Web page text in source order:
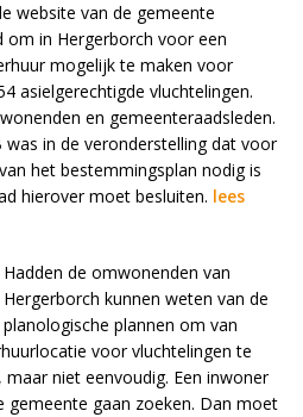
website van de gemeente
om in Hergerborch voor een
mogelijk te maken voor
asielgerechtigde vluchtelingen.
en gemeenteraadsleden.
in de veronderstelling dat voor
het bestemmingsplan nodig is
hierover moet besluiten. lees
Hadden de omwonenden van
Hergerborch kunnen weten van de
planologische plannen om van
voor vluchtelingen te
maar niet eenvoudig. Een inwoner
gemeente gaan zoeken. Dan moet